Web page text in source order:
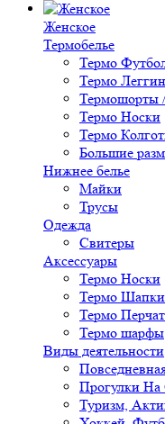
Женское
Термобелье
Термо
Термо
Термошорты
Термо Носки
Термо
Большие
Нижнее белье
Майки
Трусы
Одежда
Свитеры
Аксессуары
Термо Носки
Термо Шапки
Термо
Термо шарфы
Виды деятельности
Прогулки На
Туризм,